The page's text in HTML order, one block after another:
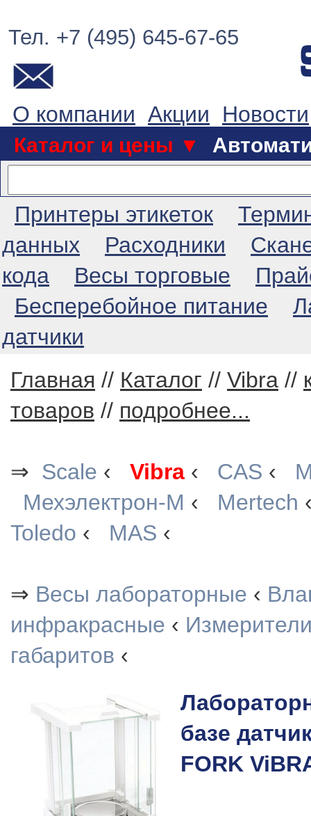
Тел. +7 (495) 645-67-65
О компании Акции Новости
Каталог и цены ▼
Принтеры этикеток
данных
Расходники
кода
Весы торговые
Бесперебойное питание
датчики
Главная // Каталог // Vibra //
товаров // подробнее...
⇒ Scale ‹ Vibra ‹ CAS ‹
Мехэлектрон-М ‹ Mertech
Toledo ‹ MAS ‹
⇒ Весы лабораторные ‹
инфракрасные ‹
габаритов ‹
базе
FORK